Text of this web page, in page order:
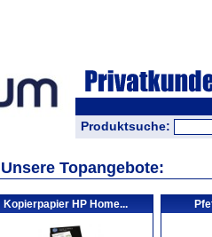
Produktsuche:
Unsere Topangebote:
Kopierpapier HP Home...